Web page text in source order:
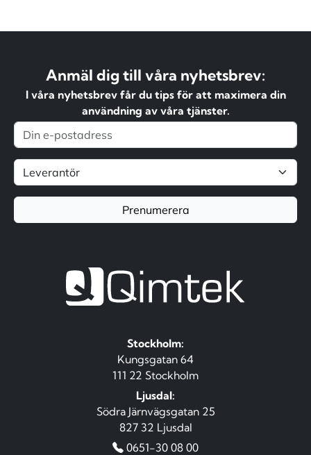
Anmäl dig till våra nyhetsbrev:
I våra nyhetsbrev får du tips för att maximera din
användning av våra tjänster.
Prenumerera
Stockholm:
Kungsgatan 64
111 22 Stockholm
Ljusdal:
Södra Järnvägsgatan 25
827 32 Ljusdal
0651-30 08 00